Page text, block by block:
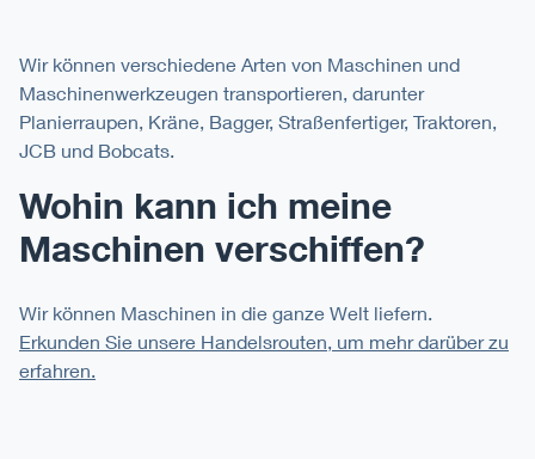
Wohin kann ich meine
Maschinen verschiffen?
Wir können Maschinen in die ganze Welt liefern.
Erkunden Sie unsere Handelsrouten, um mehr darüber zu
erfahren.
Wir können verschiedene Arten von Maschinen und
Maschinenwerkzeugen transportieren, darunter
Planierraupen, Kräne, Bagger, Straßenfertiger, Traktoren,
JCB und Bobcats.